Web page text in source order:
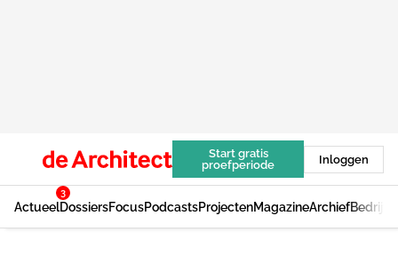
Start gratis
proefperiode
Inloggen
Actueel
3
DossiersFocusPodcastsProjectenMagazineArchief